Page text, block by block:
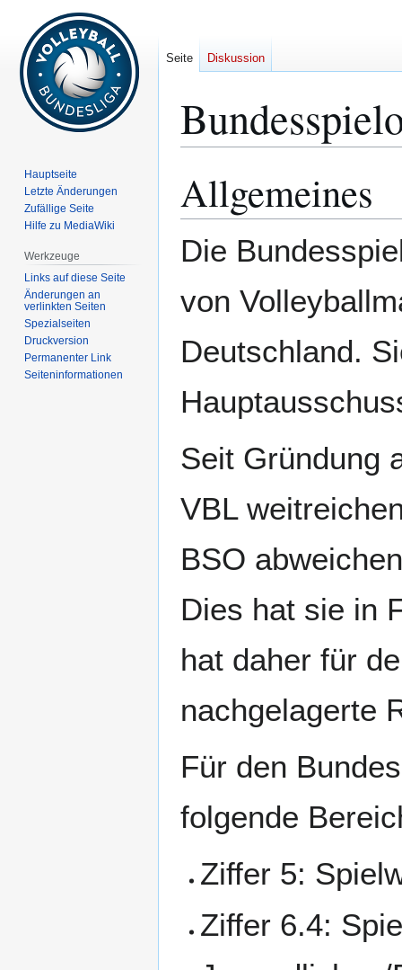
Navigation
Suche
Allgemeines
Die
von
Deutschland.
Seit Gründung
VBL
BSO
Dies hat sie in
hat daher für
nachgelagerte
Für den
folgende
Ziffer 5:
Ziffer 6.4:
Seite Diskussion
Hauptseite
Letzte Änderungen
Zufällige Seite
Hilfe zu MediaWiki
Werkzeuge
Links auf diese Seite
Änderungen an
verlinkten Seiten
Spezialseiten
Druckversion
Permanenter Link
Seiten­­informationen